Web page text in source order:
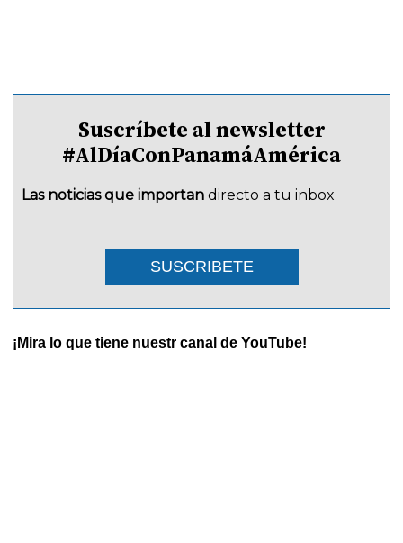
Suscríbete al newsletter
#AlDíaConPanamáAmérica
Las noticias que importan directo a tu inbox
SUSCRIBETE
¡Mira lo que tiene nuestr canal de YouTube!